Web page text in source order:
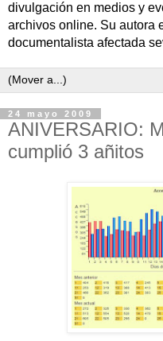
divulgación en medios y
archivos online. Su autora
documentalista afectada
24 mayo 2009
ANIVERSARIO:
cumplió 3 añitos